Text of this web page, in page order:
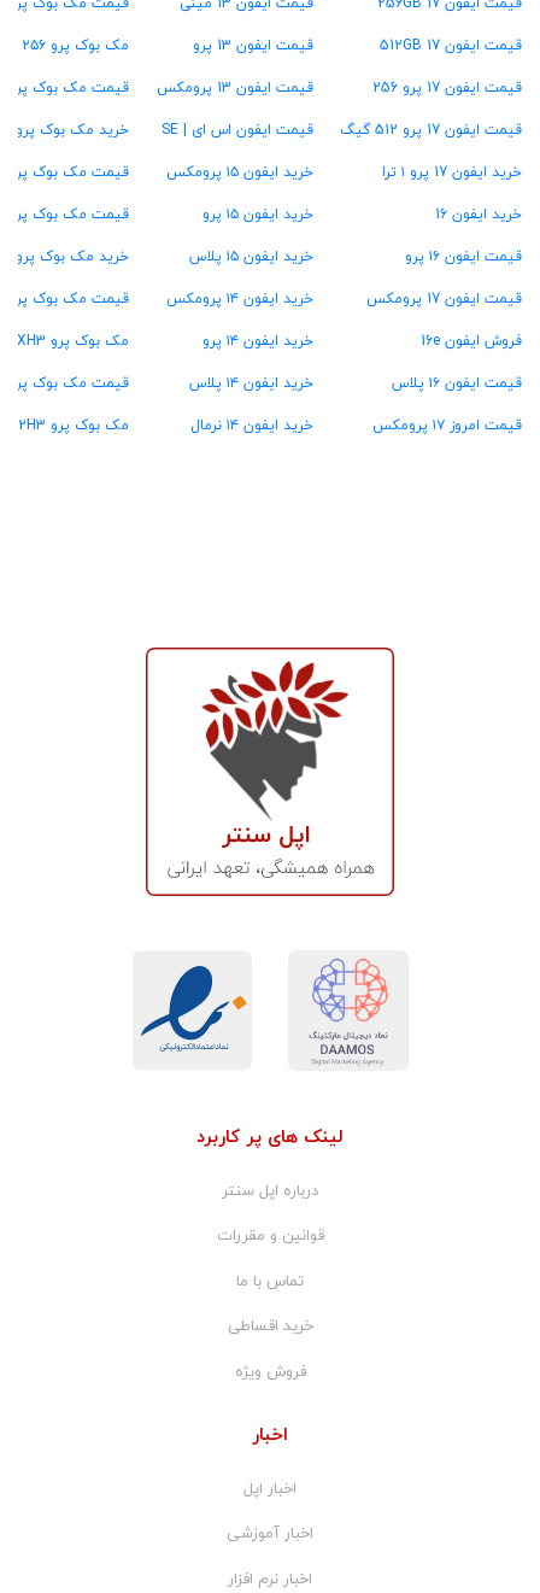
قیمت ایفون 17 512GB
قیمت ایفون 17 پرو 256
قیمت ایفون 17 پرو 512 گیگ
خرید ایفون 17 پرو ۱ ترا
خرید ایفون 16
قیمت ایفون ۱۶ پرو
قیمت ایفون 17 پرومکس
فروش ایفون 16e
قیمت ایفون ۱۶ پلاس
قیمت امروز ۱۷ پرومکس
قیمت ایفون 13 پرو
قیمت ایفون 13 پرومکس
قیمت ایفون اس ای | SE
خرید ایفون ۱۵ پرومکس
خرید ایفون ۱۵ پرو
خرید ایفون ۱۵ پلاس
خرید ایفون ۱۴ پرومکس
خرید ایفون ۱۴ پرو
خرید ایفون ۱۴ پلاس
خرید ایفون ۱۴ نرمال
مک بوک پرو ۲۵۶ گیگ
قیمت مک بوک پرو ۵۱۲ گیگ
خرید مک بوک پرو ۱ ترابایت
قیمت مک بوک پرو ۱۶ گیگ رام
قیمت مک بوک پرو ۲۴ گیگ رام
خرید مک بوک پرو ۳۶ گیگ رام
قیمت مک بوک پرو ۴۸ گیگ رام
مک بوک پرو MXH3
قیمت مک بوک پرو MW2U3
مک بوک پرو MX2H3
لینک های پر کاربرد
درباره اپل سنتر
قوانین و مقررات
تماس با ما
خرید اقساطی
فروش ویژه
اخبار
اخبار اپل
اخبار آموزشی
اخبار نرم افزار